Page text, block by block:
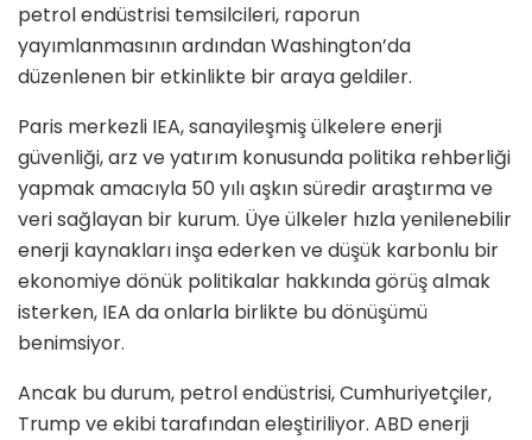
petrol endüstrisi temsilcileri, raporun
yayımlanmasının ardından Washington’da
düzenlenen bir etkinlikte bir araya geldiler.
Paris merkezli IEA, sanayileşmiş ülkelere enerji
güvenliği, arz ve yatırım konusunda politika rehberliği
yapmak amacıyla 50 yılı aşkın süredir araştırma ve
veri sağlayan bir kurum. Üye ülkeler hızla yenilenebilir
enerji kaynakları inşa ederken ve düşük karbonlu bir
ekonomiye dönük politikalar hakkında görüş almak
isterken, IEA da onlarla birlikte bu dönüşümü
benimsiyor.
Ancak bu durum, petrol endüstrisi, Cumhuriyetçiler,
Trump ve ekibi tarafından eleştiriliyor. ABD enerji